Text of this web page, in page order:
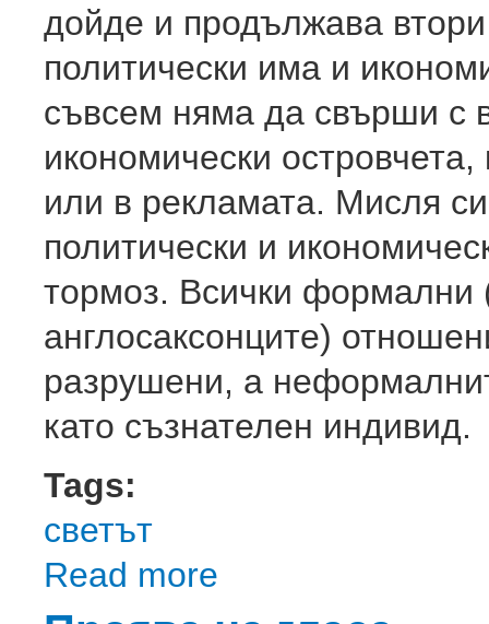
дойде и продължава
политически има и
съвсем няма да свърши с
икономически
или в рекламата. Мисля
политически и
тормоз. Всички формални
англосаксонците)
разрушени, а
като съзнателен индивид.
Tags:
светът
Read more